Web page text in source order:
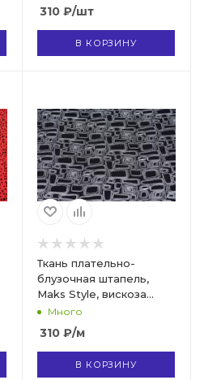
310 ₽/шт
В КОРЗИНУ
Ткань плательно-
блузочная штапель,
Maks Style, вискоза
100%, абстракция
черно-белая, арт. MS-
1226 D- 8 C- 2
Много
310 ₽/м
В КОРЗИНУ